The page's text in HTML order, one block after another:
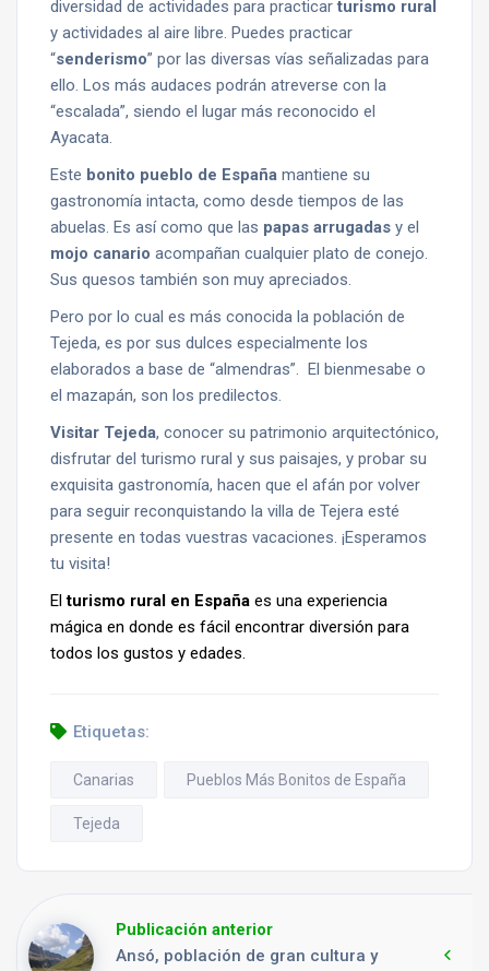
diversidad de actividades para practicarturismo rural
y actividades al aire libre. Puedes practicar
“senderismo” por las diversas vías señalizadas para
ello. Los más audaces podrán atreverse con la
“escalada”, siendo el lugar más reconocido el
Ayacata.
Este bonito pueblo de España mantiene su
gastronomía intacta, como desde tiempos de las
abuelas. Es así como que las papas arrugadas y el
mojo canario acompañan cualquier plato de conejo.
Sus quesos también son muy apreciados.
Pero por lo cual es más conocida la población de
Tejeda, es por sus dulces especialmente los
elaborados a base de “almendras”. El bienmesabe o
el mazapán, son los predilectos.
Visitar Tejeda, conocer su patrimonio arquitectónico,
disfrutar del turismo rural y sus paisajes, y probar su
exquisita gastronomía, hacen que el afán por volver
para seguir reconquistando la villa de Tejera esté
presente en todas vuestras vacaciones. ¡Esperamos
tu visita!
Elturismo rural en España es una experiencia
mágica en donde es fácil encontrar diversión para
todos los gustos y edades.
Etiquetas:
Canarias Pueblos Más Bonitos de España
Tejeda
Publicación anterior
Ansó, población de gran cultura y